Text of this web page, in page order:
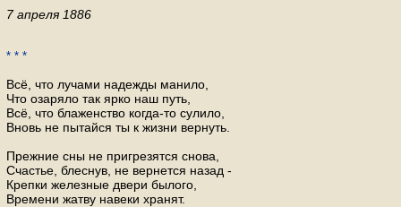
7 апреля 1886
* * *
Всё, что лучами надежды манило,
Что озаряло так ярко наш путь,
Всё, что блаженство когда-то сулило,
Вновь не пытайся ты к жизни вернуть.
Прежние сны не пригрезятся снова,
Счастье, блеснув, не вернется назад -
Крепки железные двери былого,
Времени жатву навеки хранят.